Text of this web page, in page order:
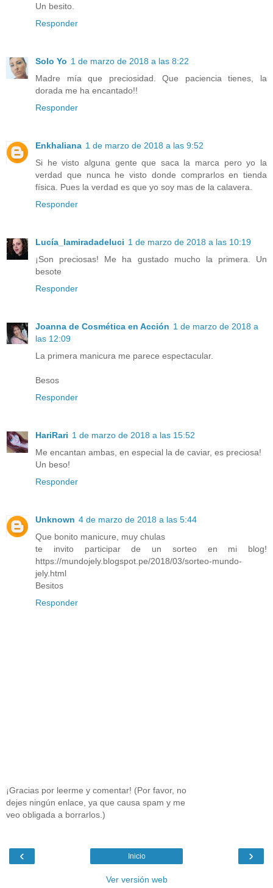
Un besito.
Responder
Solo Yo 1 de marzo de 2018 a las 8:22
Madre mía que preciosidad. Que paciencia tienes, la
dorada me ha encantado!!
Responder
Enkhaliana 1 de marzo de 2018 a las 9:52
Si he visto alguna gente que saca la marca pero yo la
verdad que nunca he visto donde comprarlos en tienda
física. Pues la verdad es que yo soy mas de la calavera.
Responder
Lucía_lamiradadeluci 1 de marzo de 2018 a las 10:19
¡Son preciosas! Me ha gustado mucho la primera. Un
besote
Responder
Joanna de Cosmética en Acción 1 de marzo de 2018 a
las 12:09
La primera manicura me parece espectacular.
Besos
Responder
HariRari 1 de marzo de 2018 a las 15:52
Me encantan ambas, en especial la de caviar, es preciosa!
Un beso!
Responder
Unknown 4 de marzo de 2018 a las 5:44
Que bonito manicure, muy chulas
te invito participar de un sorteo en mi blog!
https://mundojely.blogspot.pe/2018/03/sorteo-mundo-
jely.html
Besitos
Responder
¡Gracias por leerme y comentar! (Por favor, no
dejes ningún enlace, ya que causa spam y me
veo obligada a borrarlos.)
‹ ›
Inicio
Ver versión web